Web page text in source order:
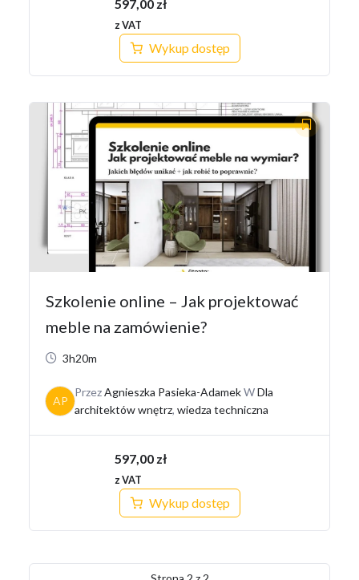
597,00 zł
z VAT
Wykup dostęp
Szkolenie online – Jak projektować
meble na zamówienie?
3h20m
AP
PrzezAgnieszka Pasieka-AdamekWDla
architektów wnętrz, wiedza techniczna
597,00 zł
z VAT
Wykup dostęp